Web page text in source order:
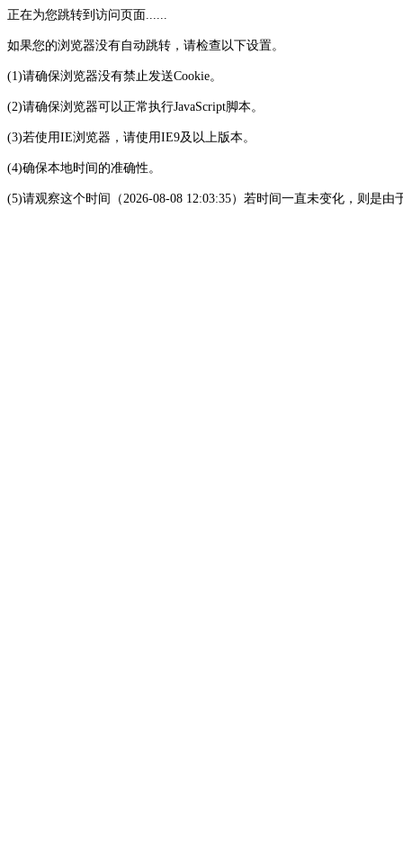
正在为您跳转到访问页面......
如果您的浏览器没有自动跳转，请检查以下设置。
(1)请确保浏览器没有禁止发送Cookie。
(2)请确保浏览器可以正常执行JavaScript脚本。
(3)若使用IE浏览器，请使用IE9及以上版本。
(4)确保本地时间的准确性。
(5)请观察这个时间（2026-08-08 12:03:35）若时间一直未变化，则是